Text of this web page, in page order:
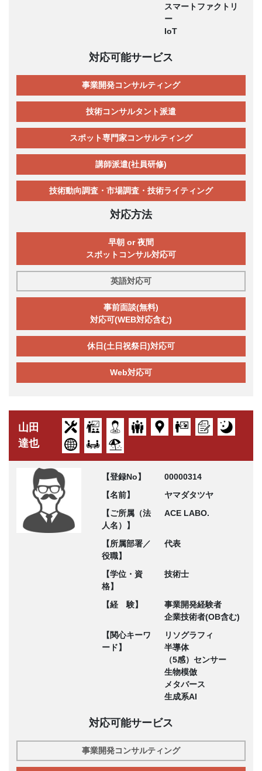
スマートファクトリ
ー
IoT
対応可能サービス
事業開発コンサルティング
技術コンサルタント派遣
スポット専門家コンサルティング
講師派遣(社員研修)
技術動向調査・市場調査・技術ライティング
対応方法
早朝 or 夜間
スポットコンサル対応可
英語対応可
事前面談(無料)
対応可(WEB対応含む)
休日(土日祝祭日)対応可
Web対応可
山田
達也
【登録No】
00000314
【名前】
ヤマダタツヤ
【ご所属（法
人名）】
ACE LABO.
【所属部署／
役職】
代表
【学位・資
格】
技術士
【経 験】
事業開発経験者
企業技術者(OB含む)
【関心キーワ
ード】
リソグラフィ
半導体
（5感）センサー
生物模倣
メタバース
生成系AI
対応可能サービス
事業開発コンサルティング